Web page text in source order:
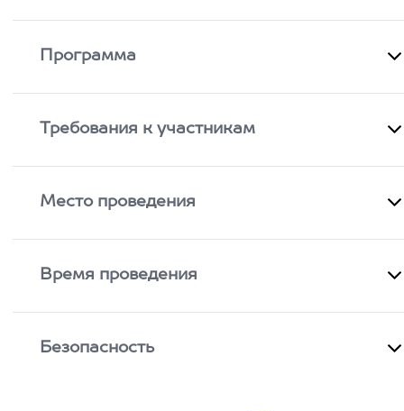
Программа
Требования к участникам
Место проведения
Время проведения
Безопасность